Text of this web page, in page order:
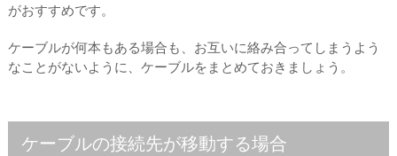
がおすすめです。
ケーブルが何本もある場合も、お互いに絡み合ってしまうよう
なことがないように、ケーブルをまとめておきましょう。
ケーブルの接続先が移動する場合